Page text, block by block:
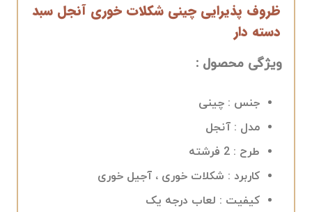
ظروف پذیرایی چینی شکلات خوری آنجل سبد
دسته دار
ویژگی محصول :
جنس : چینی
مدل : آنجل
طرح : 2 فرشته
کاربرد : شکلات خوری ، آجیل خوری
کیفیت : لعاب درجه یک